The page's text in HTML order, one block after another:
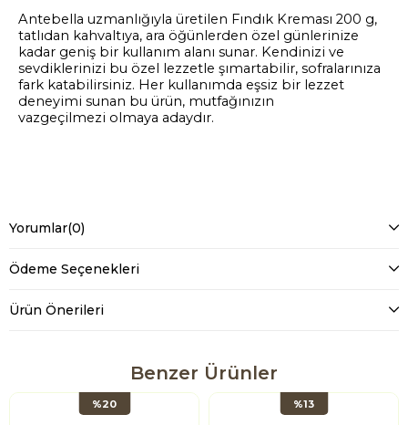
Antebella uzmanlığıyla üretilen Fındık Kreması 200 g,
tatlıdan kahvaltıya, ara öğünlerden özel günlerinize
kadar geniş bir kullanım alanı sunar. Kendinizi ve
sevdiklerinizi bu özel lezzetle şımartabilir, sofralarınıza
fark katabilirsiniz. Her kullanımda eşsiz bir lezzet
deneyimi sunan bu ürün, mutfağınızın
vazgeçilmezi olmaya adaydır.
Yorumlar(0)
Ödeme Seçenekleri
Ürün Önerileri
Benzer Ürünler
%20 %13